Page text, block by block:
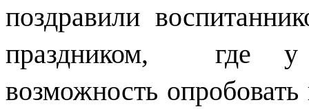
поздравили
праздником, где у
возможность